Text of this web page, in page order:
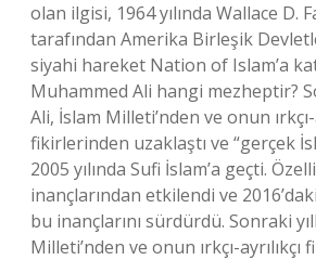
olan ilgisi, 1964 yılında Wallace D.
tarafından Amerika Birleşik
siyahi hareket Nation of Islam’a
Muhammed Ali hangi mezheptir?
Ali, İslam Milleti’nden ve onun ırkçı-
fikirlerinden uzaklaştı ve “gerçek
2005 yılında Sufi İslam’a geçti.
inançlarından etkilendi ve
bu inançlarını sürdürdü. Sonraki
Milleti’nden ve onun ırkçı-